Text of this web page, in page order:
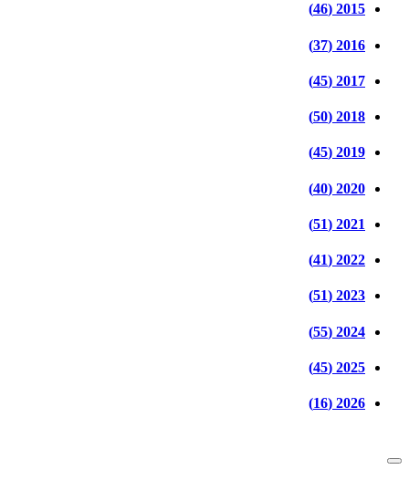
2015 (46)
2016 (37)
2017 (45)
2018 (50)
2019 (45)
2020 (40)
2021 (51)
2022 (41)
2023 (51)
2024 (55)
2025 (45)
2026 (16)